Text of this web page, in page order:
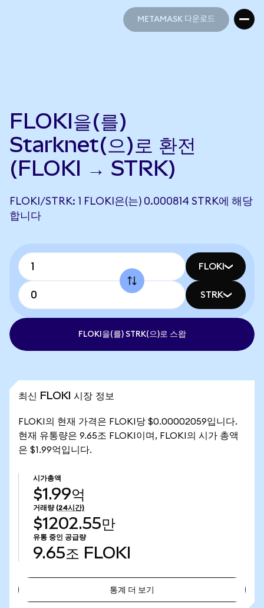
METAMASK 다운로드
FLOKI을(를)
Starknet(으)로 환전
(FLOKI → STRK)
FLOKI/STRK: 1 FLOKI은(는) 0.000814 STRK에 해당
합니다
FLOKI
STRK
FLOKI을(를) STRK(으)로 스왑
최신 FLOKI 시장 정보
FLOKI의 현재 가격은 FLOKI당 $0.00002059입니다.
현재 유통량은 9.65조 FLOKI이며, FLOKI의 시가 총액
은 $1.99억입니다.
시가총액
$1.99억
거래량 (24시간)
$1202.55만
유통 중인 공급량
9.65조 FLOKI
통계 더 보기